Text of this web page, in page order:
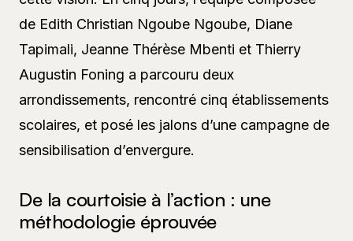
de Edith Christian Ngoube Ngoube, Diane
Tapimali, Jeanne Thérèse Mbenti et Thierry
Augustin Foning a parcouru deux
arrondissements, rencontré cinq établissements
scolaires, et posé les jalons d’une campagne de
sensibilisation d’envergure.
De la courtoisie à l’action : une
méthodologie éprouvée